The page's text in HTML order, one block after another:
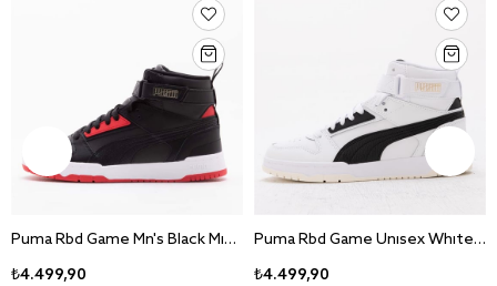
Puma Rbd Game Mn's Black Mid Sneaker Ayakkabı 385839-11
₺4.499,90
Puma Rbd Game Unisex White Mid Sneaker Ayakkabı 385839-01
₺4.499,90